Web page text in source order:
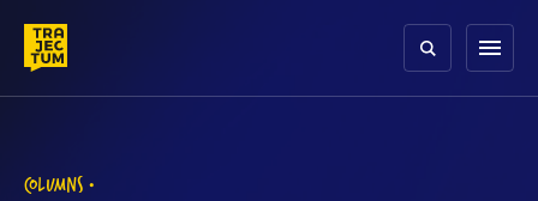
content
menu
COLUMNS